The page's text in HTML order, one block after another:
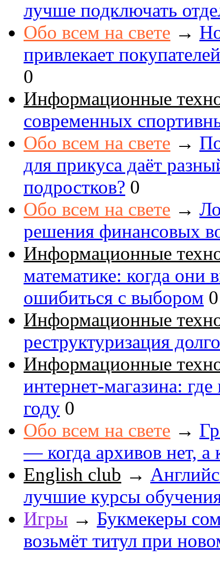
лучше подключать
Обо всем на свете →
привлекает
0
Информационные
современных
Обо всем на свете →
для прикуса даёт
подростков? 0
Обо всем на свете →
решения финансовых
Информационные
математике: когда они
ошибиться с выбором 0
Информационные
реструктуризация
Информационные
интернет-магазина:
году 0
Обо всем на свете →
— когда архивов нет, а
English club →
лучшие курсы
Игры → Букмекеры
возьмёт титул при